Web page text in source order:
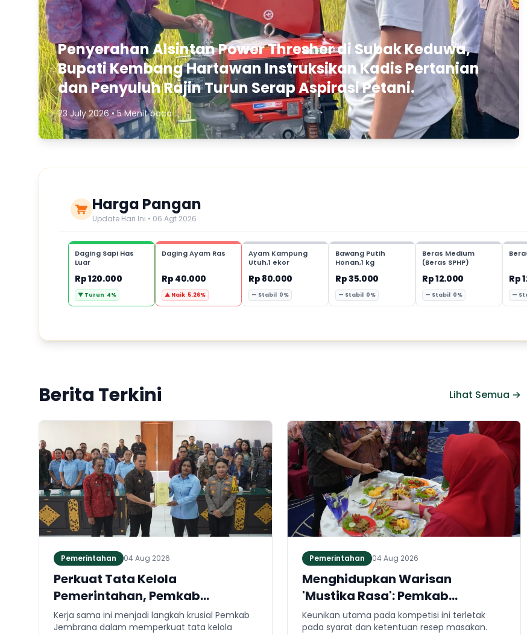
Penyerahan Alsintan Power Thresher di Subak Keduwa,
Bupati Kembang Hartawan Instruksikan Kadis Pertanian
dan Penyuluh Rajin Turun Serap Aspirasi Petani.
23 July 2026 • 5 Menit baca
Harga Pangan
Update Hari Ini • 06 Agt 2026
Daging Sapi Has
Luar
Rp 120.000
▼ Turun 4%
Daging Ayam Ras
Rp 40.000
▲ Naik 5.26%
Ayam Kampung
Utuh,1 ekor
Rp 80.000
— Stabil 0%
Bawang Putih
Honan,1 kg
Rp 35.000
— Stabil 0%
Beras Medium
(Beras SPHP)
Rp 12.000
— Stabil 0%
Rp
—
Berita Terkini Lihat Semua →
Pemerintahan 04 Aug 2026
Perkuat Tata Kelola
Pemerintahan, Pemkab
Jembrana dan Kejari Jembrana
Sepakati Kerja Sama Hukum
Kerja sama ini menjadi langkah krusial Pemkab
Jembrana dalam memperkuat tata kelola
Pemerintahan 04 Aug 2026
Menghidupkan Warisan
'Mustika Rasa': Pemkab
Jembrana Gali Keteladanan
Bung Karno Lewat Lomba Cipta
Keunikan utama pada kompetisi ini terletak
pada syarat dan ketentuan resep masakan.